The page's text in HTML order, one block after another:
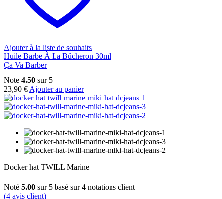
Ajouter à la liste de souhaits
Huile Barbe À La Bûcheron 30ml
Ça Va Barber
Note 4.50 sur 5
23,90 € Ajouter au panier
Docker hat TWILL Marine
Noté 5.00 sur 5 basé sur4 notations client
(4 avis client)